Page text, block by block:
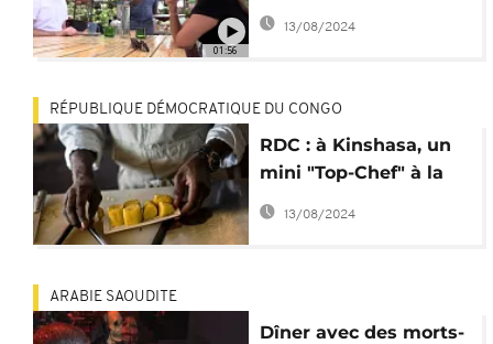
01:56
malentendants
13/08/2024
RÉPUBLIQUE DÉMOCRATIQUE DU CONGO
RDC : à Kinshasa, un
mini "Top-Chef" à la
française
13/08/2024
ARABIE SAOUDITE
Dîner avec des morts-